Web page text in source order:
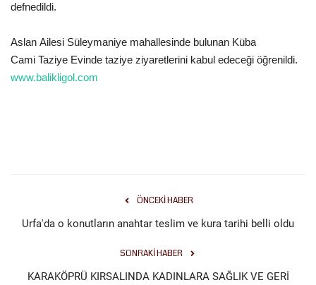
Ekonomi
Siyaset
Galeriler
İletişim
Kültür Sanat
defnedildi.
Aslan Ailesi Süleymaniye mahallesinde bulunan Küba
Cami Taziye Evinde taziye ziyaretlerini kabul edeceği öğrenildi.
www.balikligol.com
ÖNCEKI HABER
Urfa'da o konutların anahtar teslim ve kura tarihi belli oldu
SONRAKI HABER
KARAKÖPRÜ KIRSALINDA KADINLARA SAĞLIK VE GERİ